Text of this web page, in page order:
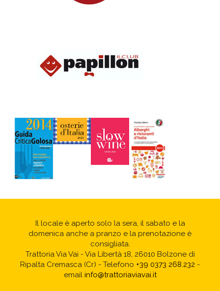
Il locale è aperto solo la sera, il sabato e la
domenica anche a pranzo e la prenotazione è
consigliata.
Trattoria Via Vai - Via Libertà 18, 26010 Bolzone di
Ripalta Cremasca (Cr) - Telefono +39 0373 268.232 -
email info@trattoriaviavai.it